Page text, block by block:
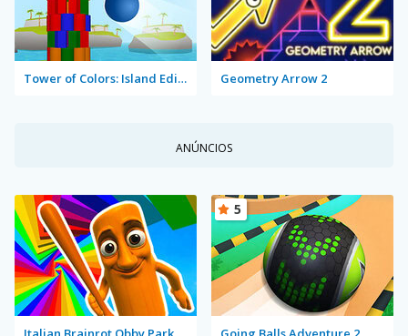
Tower of Colors: Island Edition Geometry Arrow 2
ANÚNCIOS
5